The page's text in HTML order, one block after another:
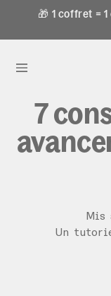
🎁 1 coffret =
7
Mis
Un